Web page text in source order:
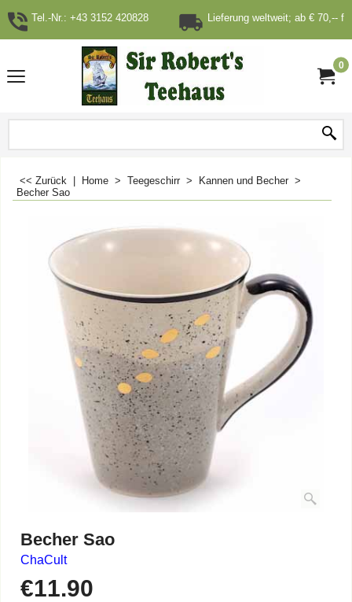
Tel.-Nr.: +43 3152 420828 Lieferung weltweit; ab € 70,--
0
<< Zurück Home > Teegeschirr > Kannen und Becher >
Becher Sao
Becher Sao
ChaCult
€11.90